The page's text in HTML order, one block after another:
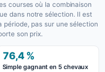
courses où la combinaison
dans notre sélection. Il est
période, pas sur une sélection
son prix.
76,4 %
Simple gagnant en 5 chevaux